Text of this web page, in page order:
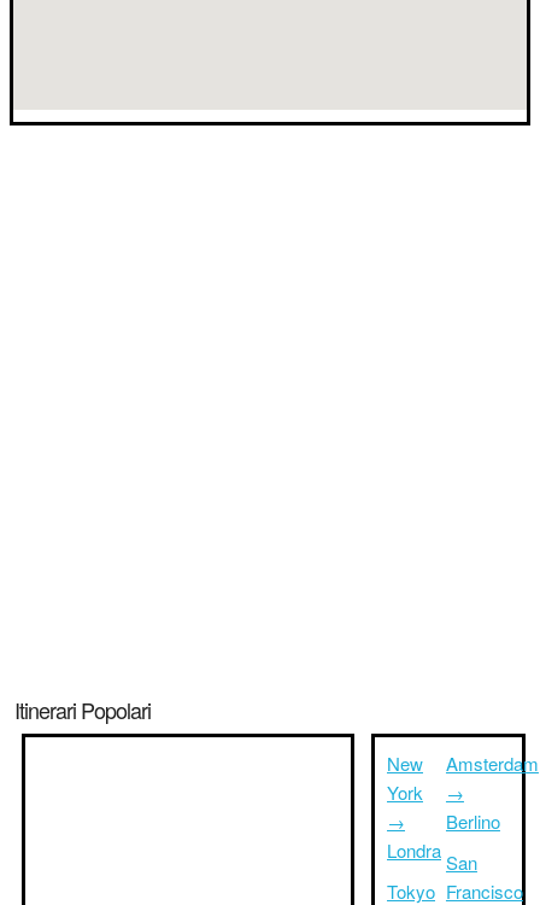
Itinerari Popolari
New
York
→
Londra
Tokyo
Amsterdam
→
Berlino
San
Francisco